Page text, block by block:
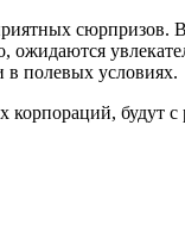
сюрпризов.
ожидаются
в полевых условиях.
будут с